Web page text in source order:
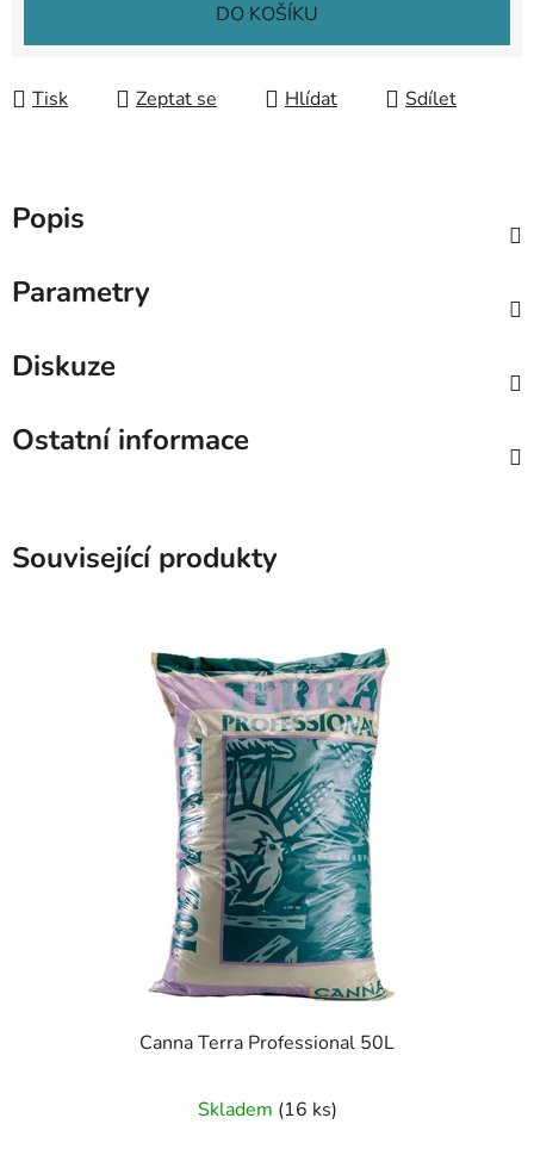
DO KOŠÍKU
Tisk Zeptat se Hlídat Sdílet
Popis
Parametry
Diskuze
Ostatní informace
Související produkty
Canna Terra Professional 50L
Skladem (16 ks)